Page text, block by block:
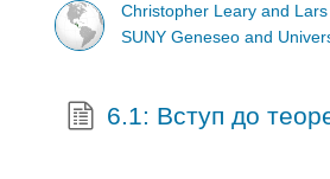
Christopher Leary and
SUNY Geneseo and
6.1: Вступ до